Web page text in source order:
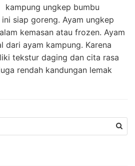
kampung ungkep bumbu
siap goreng. Ayam ungkep
kemasan atau frozen. Ayam
dari ayam kampung. Karena
tekstur daging dan cita rasa
rendah kandungan lemak